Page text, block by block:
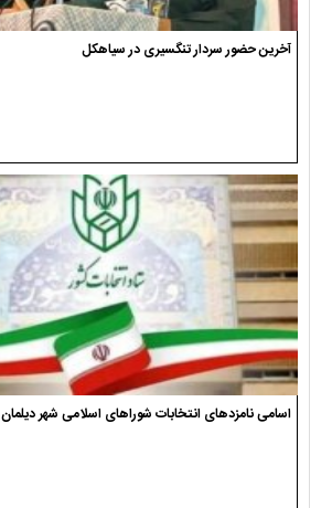
آخرین حضور سردار تنگسیری در سیاهکل
اسامی نامزدهای انتخابات شوراهای اسلامی شهر دیلمان